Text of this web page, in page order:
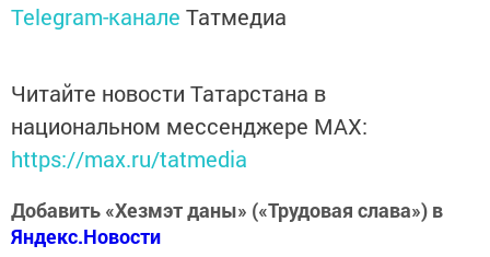
Telegram-канале Татмедиа
Читайте новости Татарстана в
национальном мессенджере MАХ:
https://max.ru/tatmedia
Добавить «Хезмэт даны» («Трудовая слава») в
Яндекс.Новости